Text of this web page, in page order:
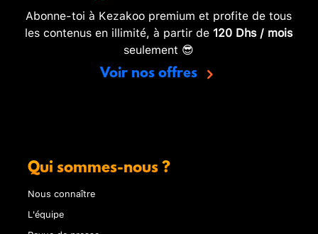
Abonne-toi à Kezakoo premium et profite de tous
les contenus en illimité, à partir de 120 Dhs / mois
seulement 😎
Voir nos offres
Qui sommes-nous ?
Nous connaître
L'équipe